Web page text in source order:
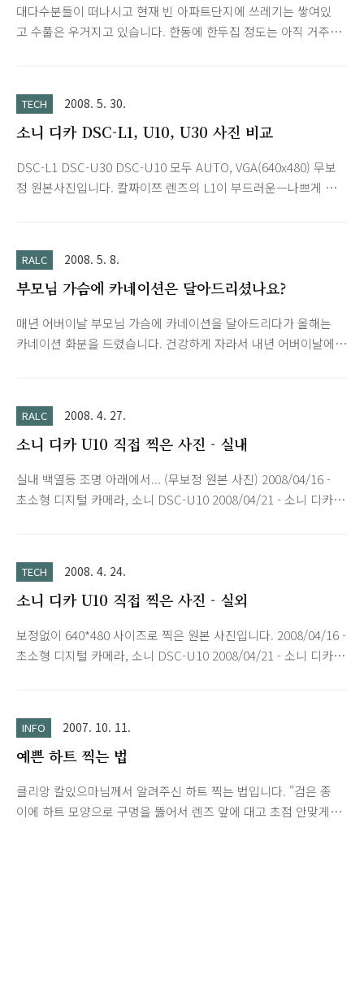
대다수분들이 떠나시고 현재 빈 아파트단지에 쓰레기는 쌓여있
고 수풀은 우거지고 있습니다. 한동에 한두집 정도는 아직 거주하
TECH 2008. 5. 30.
소니 디카 DSC-L1, U10, U30 사진 비교
DSC-L1 DSC-U30 DSC-U10 모두 AUTO, VGA(640x480) 무보
정 원본사진입니다. 칼짜이쯔 렌즈의 L1이 부드러운ㅡ나쁘게 말
씨)
RALC 2008. 5. 8.
부모님 가슴에 카네이션은 달아드리셨나요?
매년 어버이날 부모님 가슴에 카네이션을 달아드리다가 올해는
카네이션 화분을 드렸습니다. 건강하게 자라서 내년 어버이날에
RALC 2008. 4. 27.
소니 디카 U10 직접 찍은 사진 - 실내
실내 백열등 조명 아래에서... (무보정 원본 사진) 2008/04/16 -
초소형 디지털 카메라, 소니 DSC-U10 2008/04/21 - 소니 디카
TECH 2008. 4. 24.
소니 디카 U10 직접 찍은 사진 - 실외
보정없이 640*480 사이즈로 찍은 원본 사진입니다. 2008/04/16 -
초소형 디지털 카메라, 소니 DSC-U10 2008/04/21 - 소니 디카
INFO 2007. 10. 11.
예쁜 하트 찍는 법
클리앙 칼있으마님께서 알려주신 하트 찍는 법입니다. "검은 종
이에 하트 모양으로 구멍을 뚫어서 렌즈 앞에 대고 초점 안맞게